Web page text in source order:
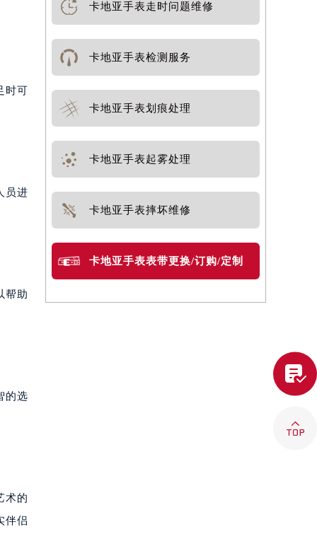
时可
员进
帮助
的选
术的
伴侣
卡地亚手表走时问题维修
卡地亚手表检测服务
卡地亚手表划痕处理
卡地亚手表起雾处理
卡地亚手表摔坏维修
卡地亚手表表带更换/订购/定制

